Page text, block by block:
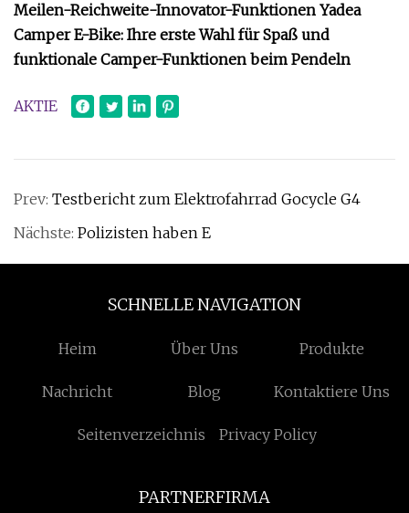
Meilen-Reichweite-Innovator-Funktionen Yadea
Camper E-Bike: Ihre erste Wahl für Spaß und
funktionale Camper-Funktionen beim Pendeln
AKTIE
Prev: Testbericht zum Elektrofahrrad Gocycle G4
Nächste: Polizisten haben E
SCHNELLE NAVIGATION
Heim Über Uns Produkte
Nachricht Blog Kontaktiere Uns
Seitenverzeichnis Privacy Policy
PARTNERFIRMA